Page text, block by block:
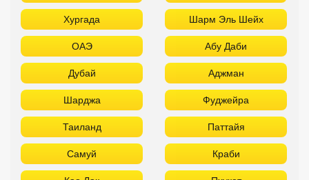
Хургада Шарм Эль Шейх
ОАЭ Абу Даби
Дубай Аджман
Шарджа Фуджейра
Таиланд Паттайя
Самуй Краби